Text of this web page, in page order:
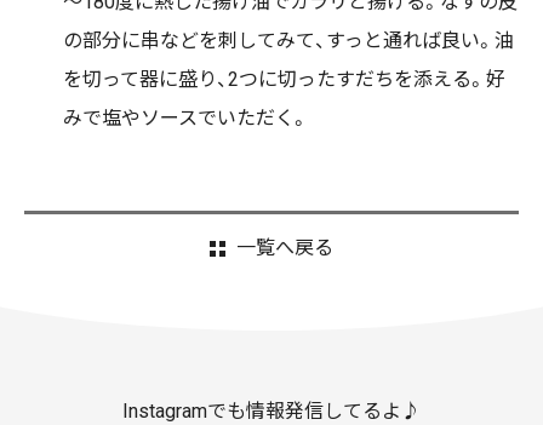
の部分に串などを刺してみて、すっと通れば良い。油
を切って器に盛り、2つに切ったすだちを添える。好
みで塩やソースでいただく。
一覧へ戻る
Instagramでも情報発信してるよ♪